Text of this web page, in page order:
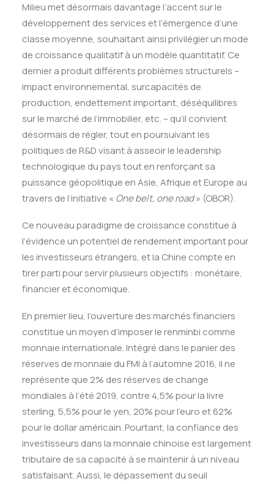
Milieu met désormais davantage l’accent sur le
développement des services et l’émergence d’une
classe moyenne, souhaitant ainsi privilégier un mode
de croissance qualitatif à un modèle quantitatif. Ce
dernier a produit différents problèmes structurels –
impact environnemental, surcapacités de
production, endettement important, déséquilibres
sur le marché de l’immobilier, etc. – qu’il convient
désormais de régler, tout en poursuivant les
politiques de R&D visant à asseoir le leadership
technologique du pays tout en renforçant sa
puissance géopolitique en Asie, Afrique et Europe au
travers de l’initiative « One belt, one road» (OBOR).
Ce nouveau paradigme de croissance constitue à
l’évidence un potentiel de rendement important pour
les investisseurs étrangers, et la Chine compte en
tirer parti pour servir plusieurs objectifs : monétaire,
financier et économique.
En premier lieu, l’ouverture des marchés financiers
constitue un moyen d’imposer le renminbi comme
monnaie internationale. Intégré dans le panier des
réserves de monnaie du FMI à l’automne 2016, il ne
représente que 2% des réserves de change
mondiales à l’été 2019, contre 4,5% pour la livre
sterling, 5,5% pour le yen, 20% pour l’euro et 62%
pour le dollar américain. Pourtant, la confiance des
investisseurs dans la monnaie chinoise est largement
tributaire de sa capacité à se maintenir à un niveau
satisfaisant. Aussi, le dépassement du seuil